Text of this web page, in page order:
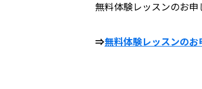
無料体験レッスンのお申
⇒無料体験レッスンのお